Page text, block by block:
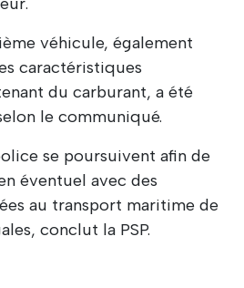
véhicule, également
caractéristiques
du carburant, a été
le communiqué.
se poursuivent afin de
éventuel avec des
au transport maritime de
conclut la PSP.